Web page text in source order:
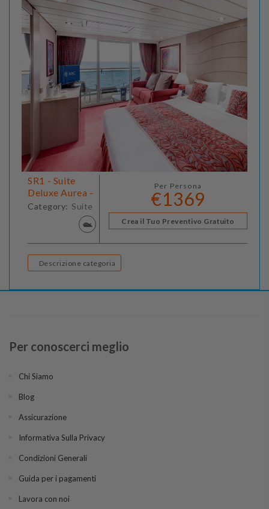
SR1 - Suite
Deluxe Aurea -
Category: Suite
Per Persona
€1369
Crea il Tuo Preventivo Gratuito
Descrizione categoria
Per conoscerci meglio
Chi Siamo
Blog
Assicurazione
Informativa Sulla Privacy
Condizioni Generali
Guida per i pagamenti
Lavora con noi